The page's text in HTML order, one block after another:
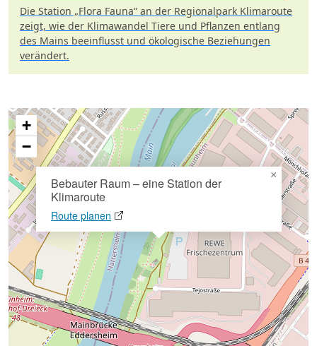
Die Station „Flora Fauna“ an der Regionalpark Klimaroute
zeigt, wie der Klimawandel Tiere und Pflanzen entlang
des Mains beeinflusst und ökologische Beziehungen
verändert.
Bebauter Raum – eine Station der
Klimaroute
Route planen
×
+
−